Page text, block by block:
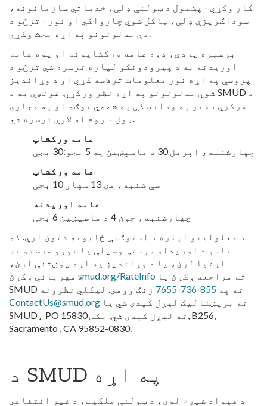
کار وکړي - پشمول د ټولنې ډلې، خدماتي سازمانونه،
سوداګریزې ډلې، ټاکل شوي چارواکي او نور - ترڅو د
دې بدلونونو په اړه بحث وکړي.
برسېره پردې، دوه عامه ورکشاپونه او یوه عامه
اوریدنه به د پیرودونکو لپاره ترسره شي ترڅو د
پروسې په اړه نور معلومات ترلاسه کړي او د وړاندیز
شوي بدلونونو په اړه نظر ورکړي. غونډې به د SMUD د
مرکزي دفتر په ودانۍ کې په شخصي توګه او په مجازی
ډول د زوم له لارې ترسره شي.
عامه ورکشاپ
چهارشنبه، اپریل 30 د ماسپښین په 5 بجو:30 بجې
عامه ورکشاپ
سې شنبه، مۍ 13 سهار 10 بجې
عامه اوریدنه
چهارشنبه، جون 4 د ماسپښین 6 بجې
د معلولینو لپاره د استوګنې ځایونه شتون لري. که
تاسو د اوریدلو مرستې وسیلې یا نورو مرستو ته
اړتیا لرئ، یا د وړاندیز په اړه پوښتنې لرئ،
smud.org/RateInfo
SMUD ته په 855-736-7655
زنګ ووهئ. لیکلي نظرونه
ContactUs@smud.org
SMUD، PO ته لیږل کیدی شي. بکس 15830, B256,
Sacramento , CA 95852-0830.
د SMUD په اړه
د هیواد شپږم لوی، د ټولنې ملکیت، د غیر انتفاعي